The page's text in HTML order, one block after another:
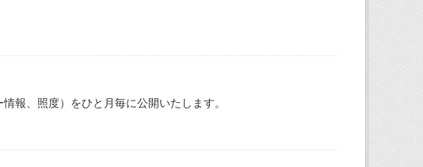
報、照度）をひと月毎に公開いたします。